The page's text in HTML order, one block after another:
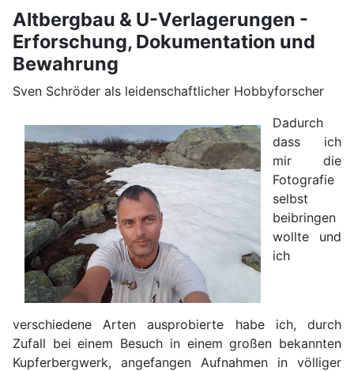
Altbergbau & U-Verlagerungen -
Erforschung, Dokumentation und
Bewahrung
Sven Schröder als leidenschaftlicher Hobbyforscher
Dadurch
dass ich
mir die
Fotografie
selbst
beibringen
wollte und
ich
verschiedene Arten ausprobierte habe ich, durch
Zufall bei einem Besuch in einem großen bekannten
Kupferbergwerk, angefangen Aufnahmen in völliger